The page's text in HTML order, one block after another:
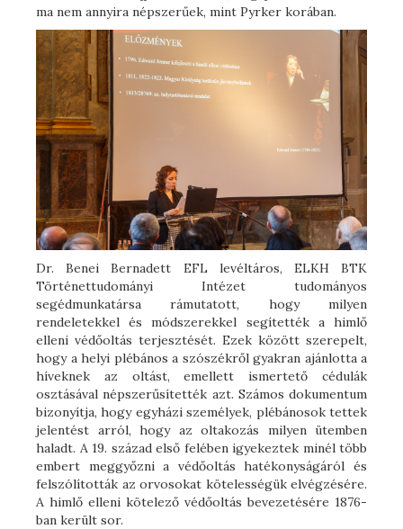
ma nem annyira népszerűek, mint Pyrker korában.
Dr. Benei Bernadett EFL levéltáros, ELKH BTK
Történettudományi Intézet tudományos
segédmunkatársa rámutatott, hogy milyen
rendeletekkel és módszerekkel segítették a himlő
elleni védőoltás terjesztését. Ezek között szerepelt,
hogy a helyi plébános a szószékről gyakran ajánlotta a
híveknek az oltást, emellett ismertető cédulák
osztásával népszerűsítették azt. Számos dokumentum
bizonyítja, hogy egyházi személyek, plébánosok tettek
jelentést arról, hogy az oltakozás milyen ütemben
haladt. A 19. század első felében igyekeztek minél több
embert meggyőzni a védőoltás hatékonyságáról és
felszólították az orvosokat kötelességük elvégzésére.
A himlő elleni kötelező védőoltás bevezetésére 1876-
ban került sor.